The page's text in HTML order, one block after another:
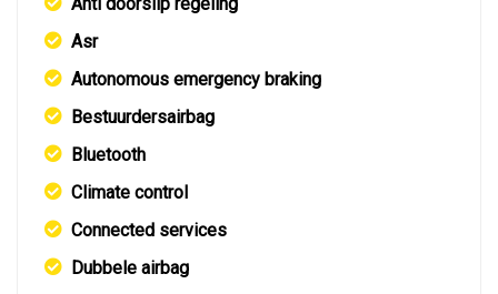
Asr
Autonomous emergency braking
Bestuurdersairbag
Bluetooth
Climate control
Connected services
Dubbele airbag